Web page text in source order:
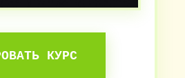
КУРС